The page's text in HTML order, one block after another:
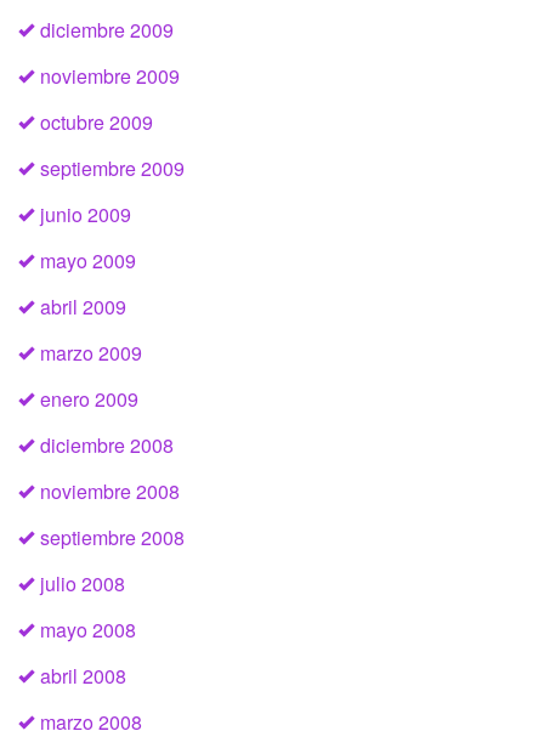
diciembre 2009
noviembre 2009
octubre 2009
septiembre 2009
junio 2009
mayo 2009
abril 2009
marzo 2009
enero 2009
diciembre 2008
noviembre 2008
septiembre 2008
julio 2008
mayo 2008
abril 2008
marzo 2008